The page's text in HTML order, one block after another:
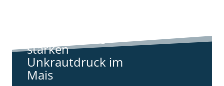
starken
Unkrautdruck im
Mais